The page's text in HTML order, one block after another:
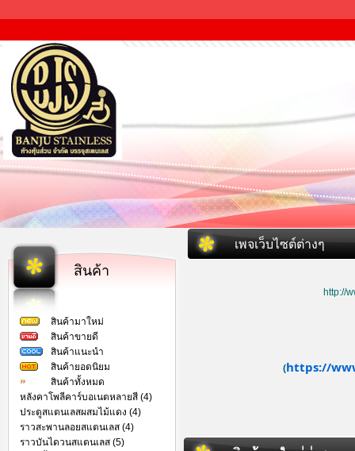
สินค้า
สินค้ามาใหม่
สินค้าขายดี
สินค้าแนะนำ
สินค้ายอดนิยม
สินค้าทั้งหมด
หลังคาโพลีคาร์บอเนตหลายสี (4)
ประตูสแตนเลสผสมไม้แดง (4)
ราวสะพานลอยสแตนเลส (4)
ราวบันไดวนสแตนเลส (5)
เพจเว็บไซต์ต่างๆ
http://
(https://